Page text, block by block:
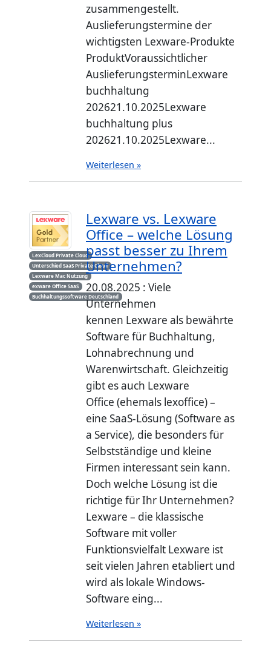
zusammengestellt.
Auslieferungstermine der
wichtigsten Lexware-Produkte
ProduktVoraussichtlicher
AuslieferungsterminLexware
buchhaltung
202621.10.2025Lexware
buchhaltung plus
202621.10.2025Lexware...
Weiterlesen »
LexCloud Private Cloud
Unterschied SaaS Private Cloud
Lexware Mac Nutzung
exware Office SaaS
Buchhaltungssoftware Deutschland
Lexware vs. Lexware
Office – welche Lösung
passt besser zu Ihrem
Unternehmen?
20.08.2025 : Viele
Unternehmen
kennen Lexware als bewährte
Software für Buchhaltung,
Lohnabrechnung und
Warenwirtschaft. Gleichzeitig
gibt es auch Lexware
Office (ehemals lexoffice) –
eine SaaS-Lösung (Software as
a Service), die besonders für
Selbstständige und kleine
Firmen interessant sein kann.
Doch welche Lösung ist die
richtige für Ihr Unternehmen?
Lexware – die klassische
Software mit voller
Funktionsvielfalt Lexware ist
seit vielen Jahren etabliert und
wird als lokale Windows-
Software eing...
Weiterlesen »